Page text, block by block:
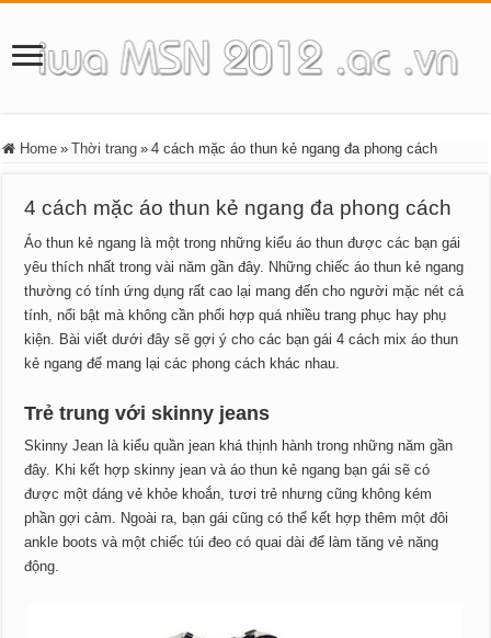
Home » Thời trang » 4 cách mặc áo thun kẻ ngang đa phong cách
4 cách mặc áo thun kẻ ngang đa phong cách
Áo thun kẻ ngang là một trong những kiểu áo thun được các bạn gái
yêu thích nhất trong vài năm gần đây. Những chiếc áo thun kẻ ngang
thường có tính ứng dụng rất cao lại mang đến cho người mặc nét cá
tính, nổi bật mà không cần phối hợp quá nhiều trang phục hay phụ
kiện. Bài viết dưới đây sẽ gợi ý cho các bạn gái 4 cách mix áo thun
kẻ ngang để mang lại các phong cách khác nhau.
Trẻ trung với skinny jeans
Skinny Jean là kiểu quần jean khá thịnh hành trong những năm gần
đây. Khi kết hợp skinny jean và áo thun kẻ ngang bạn gái sẽ có
được một dáng vẻ khỏe khoắn, tươi trẻ nhưng cũng không kém
phần gợi cảm. Ngoài ra, bạn gái cũng có thể kết hợp thêm một đôi
ankle boots và một chiếc túi đeo có quai dài để làm tăng vẻ năng
động.